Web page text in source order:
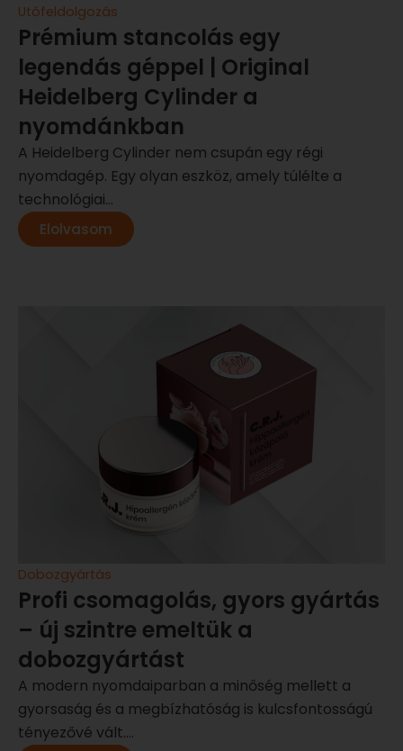
Utófeldolgozás
Prémium stancolás egy
legendás géppel | Original
Heidelberg Cylinder a
nyomdánkban
A Heidelberg Cylinder nem csupán egy régi
nyomdagép. Egy olyan eszköz, amely túlélte a
technológiai...
Elolvasom
Dobozgyártás
Profi csomagolás, gyors gyártás
– új szintre emeltük a
dobozgyártást
A modern nyomdaiparban a minőség mellett a
gyorsaság és a megbízhatóság is kulcsfontosságú
tényezővé vált....